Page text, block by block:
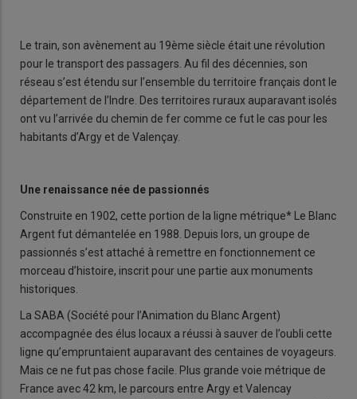
Le train, son avènement au 19ème siècle était une révolution
pour le transport des passagers. Au fil des décennies, son
réseau s’est étendu sur l’ensemble du territoire français dont le
département de l’Indre. Des territoires ruraux auparavant isolés
ont vu l’arrivée du chemin de fer comme ce fut le cas pour les
habitants d’Argy et de Valençay.
Une renaissance née de passionnés
Construite en 1902, cette portion de la ligne métrique* Le Blanc
Argent fut démantelée en 1988. Depuis lors, un groupe de
passionnés s’est attaché à remettre en fonctionnement ce
morceau d’histoire, inscrit pour une partie aux monuments
historiques.
La SABA (Société pour l’Animation du Blanc Argent)
accompagnée des élus locaux a réussi à sauver de l’oubli cette
ligne qu’empruntaient auparavant des centaines de voyageurs.
Mais ce ne fut pas chose facile. Plus grande voie métrique de
France avec 42 km, le parcours entre Argy et Valencay